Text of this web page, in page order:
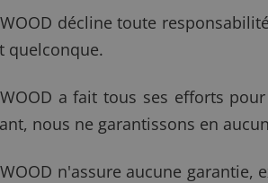
décline toute
quelconque.
a fait tous ses efforts
nous ne garantissons en
n'assure aucune